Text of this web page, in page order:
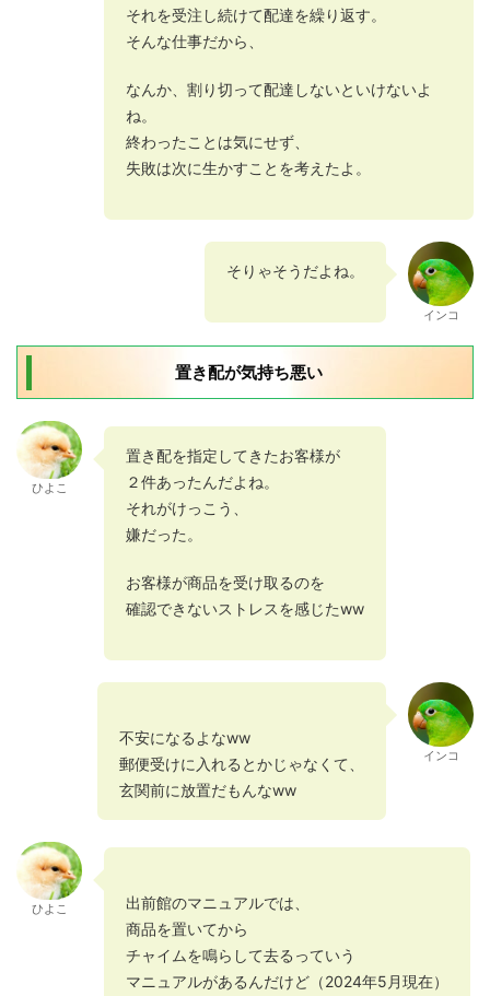
それを受注し続けて配達を繰り返す。
そんな仕事だから、
なんか、割り切って配達しないといけないよ
ね。
終わったことは気にせず、
失敗は次に生かすことを考えたよ。
そりゃそうだよね。
インコ
置き配が気持ち悪い
ひよこ
置き配を指定してきたお客様が
２件あったんだよね。
それがけっこう、
嫌だった。
お客様が商品を受け取るのを
確認できないストレスを感じたww
不安になるよなww
郵便受けに入れるとかじゃなくて、
玄関前に放置だもんなww
インコ
ひよこ
出前館のマニュアルでは、
商品を置いてから
チャイムを鳴らして去るっていう
マニュアルがあるんだけど（2024年5月現在）